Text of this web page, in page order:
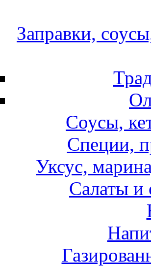
Заправки,
Соусы,
Специи,
Уксус,
Салаты и